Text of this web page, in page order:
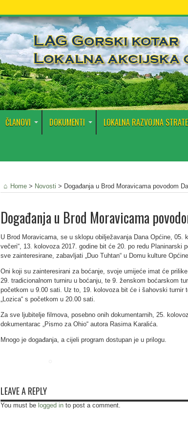
ČLANOVI DOKUMENTI LOKALNA RAZVOJNA
Home > Novosti > Događanja u Brod Moravicama povodom
Događanja u Brod Moravicama
U Brod Moravicama, se u sklopu obilježavanja Dana Općine, 05.
večeri“, 13. kolovoza 2017. godine bit će 20. po redu Planinarski
sve zainteresirane, zabavljati „Duo Tuhtan“ u Domu kulture
Oni koji su zainteresirani za boćanje, svoje umijeće imat će
29. tradicionalnom turniru u boćanju, te 9. ženskom boćarskom
početkom u 9.00 sati. Uz to, 19. kolovoza bit će i šahovski turnir
„Lozica“ s početkom u 20.00 sati.
Za sve ljubitelje filmova, posebno onih dokumentarnih, 25.
dokumentarac „Pismo za Ohio“ autora Rasima Karalića.
Mnogo je događanja, a cijeli program dostupan je u prilogu.
LEAVE A REPLY
You must be logged in to post a comment.